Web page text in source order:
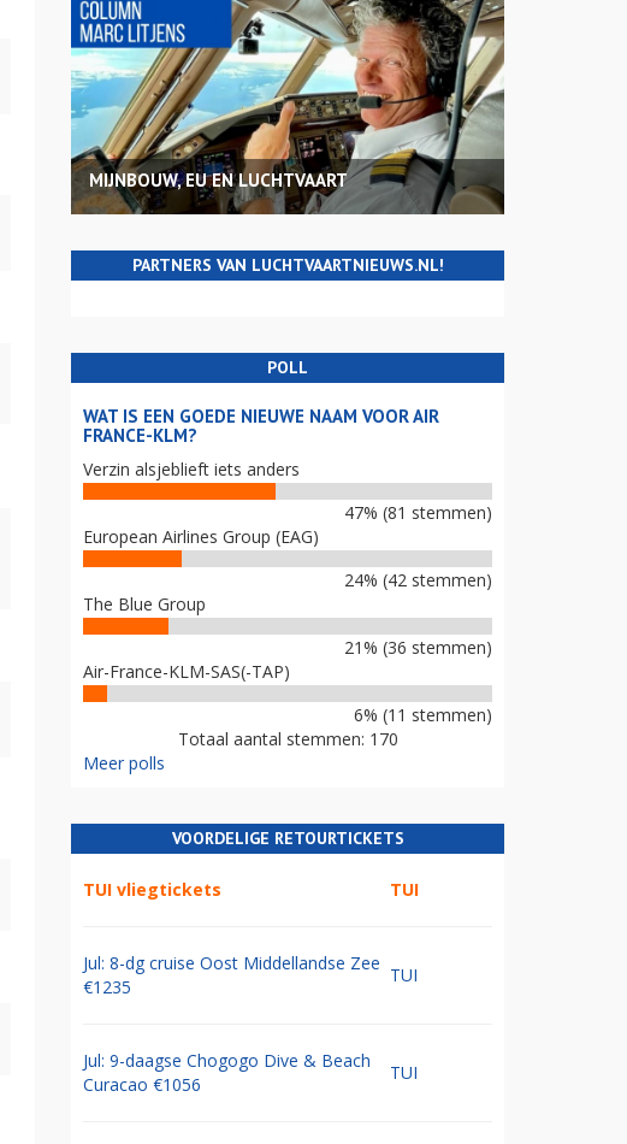
MIJNBOUW, EU EN LUCHTVAART
PARTNERS VAN LUCHTVAARTNIEUWS.NL!
POLL
WAT IS EEN GOEDE NIEUWE NAAM VOOR AIR
FRANCE-KLM?
Verzin alsjeblieft iets anders
47% (81 stemmen)
European Airlines Group (EAG)
24% (42 stemmen)
The Blue Group
21% (36 stemmen)
Air-France-KLM-SAS(-TAP)
6% (11 stemmen)
Totaal aantal stemmen: 170
Meer polls
VOORDELIGE RETOURTICKETS
TUI vliegtickets TUI
Jul: 8-dg cruise Oost Middellandse Zee
€1235
TUI
Jul: 9-daagse Chogogo Dive & Beach
Curacao €1056
TUI